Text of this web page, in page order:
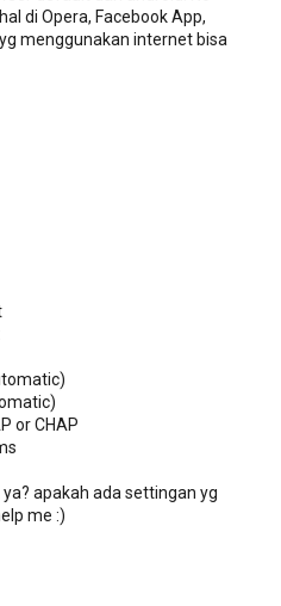
di Opera, Facebook App,
menggunakan internet bisa
or CHAP
apakah ada settingan yg
me :)